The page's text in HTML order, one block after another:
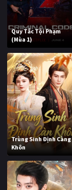
Quy Tắc Tội Phạm
(Mùa 1)
Trùng Sinh Định Càng
Khôn